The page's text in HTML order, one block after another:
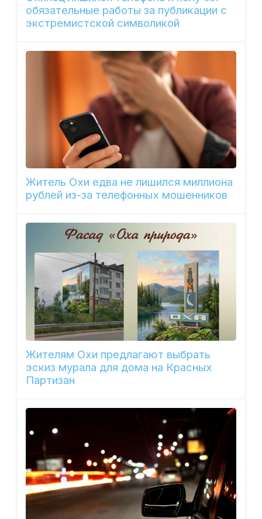
обязательные работы за публикации с
экстремистской символикой
Житель Охи едва не лишился миллиона
рублей из-за телефонных мошенников
Жителям Охи предлагают выбрать
эскиз мурала для дома на Красных
Партизан